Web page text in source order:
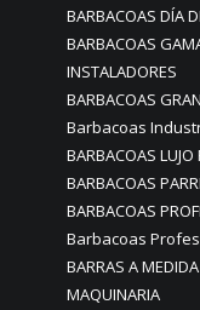
BARBACOAS DÍA
BARBACOAS
INSTALADORES
BARBACOAS
Barbacoas
BARBACOAS
BARBACOAS
BARBACOAS
Barbacoas
BARRAS A
MAQUINARIA